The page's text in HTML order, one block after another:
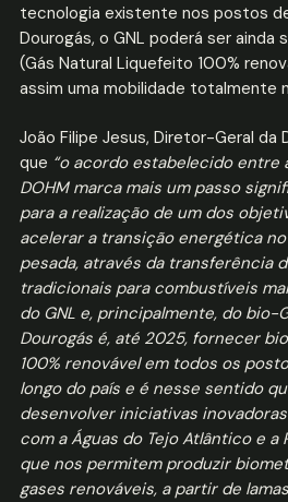
tecnologia existente nos postos
Dourogás, o GNL poderá ser
(Gás Natural Liquefeito 100%
assim uma mobilidade totalmente
João Filipe Jesus, Diretor-Geral da
que “o acordo estabelecido entre
DOHM marca mais um passo
para a realização de um dos
acelerar a transição energética
pesada, através da transferência
tradicionais para combustíveis
do GNL e, principalmente, do bio-
Dourogás é, até 2025, fornecer
100% renovável em todos os
longo do país e é nesse sentido
desenvolver iniciativas
com a Águas do Tejo Atlântico e a
que nos permitem produzir
gases renováveis, a partir de